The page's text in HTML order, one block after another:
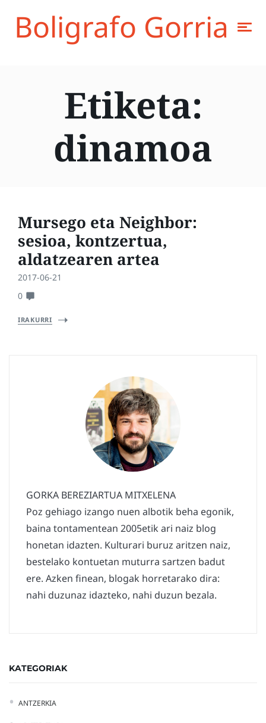
Boligrafo Gorria
Etiketa:
dinamoa
Mursego eta Neighbor:
sesioa, kontzertua,
aldatzearen artea
2017-06-21
0
IRAKURRI
GORKA BEREZIARTUA MITXELENA
Poz gehiago izango nuen albotik beha egonik,
baina tontamentean 2005etik ari naiz blog
honetan idazten. Kulturari buruz aritzen naiz,
bestelako kontuetan muturra sartzen badut
ere. Azken finean, blogak horretarako dira:
nahi duzunaz idazteko, nahi duzun bezala.
KATEGORIAK
ANTZERKIA